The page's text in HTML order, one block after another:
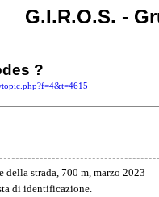
G.I.R.O.S. -
?
della strada, 700 m, marzo 2023
di identificazione.